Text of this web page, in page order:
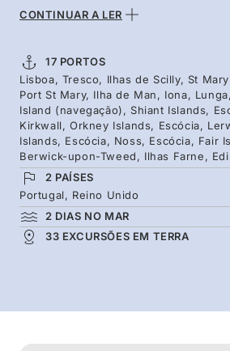
ao históricos brochs das
selvagens do Reino Unido,
St Kilda, que ostenta duplo
Unesco, com seus penhascos
Abandonadas pelos humanos,
habitat de uma das maiores
gansos-patolas do mundo.
aquecidos pelo Golfo,
penhascos repletos de
CONTINUAR A LER
17 PORTOS
Lisboa, Tresco, Ilhas de Scilly, St
Port St Mary, Ilha de Man, Iona,
Island (navegação), Shiant Islands,
Kirkwall, Orkney Islands, Escócia,
Islands, Escócia, Noss, Escócia, Fair
Berwick-upon-Tweed, Ilhas Farne,
2 PAÍSES
Portugal, Reino Unido
2 DIAS NO MAR
33 EXCURSÕES EM TERRA